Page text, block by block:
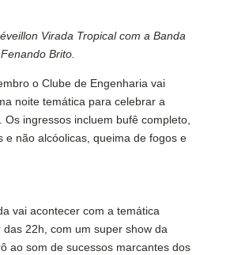
Virada Tropical com a Banda
Brito.
o Clube de Engenharia vai
noite temática para celebrar a
Os ingressos incluem bufê completo,
e não alcóolicas, queima de fogos e
vai acontecer com a temática
das 22h, com um super show da
ao som de sucessos marcantes dos